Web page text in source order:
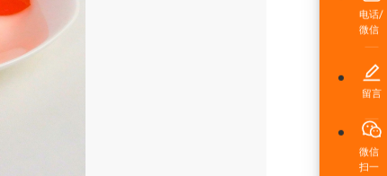
电话/
微信
留言
微信
扫一